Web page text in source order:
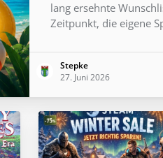
lang ersehnte
Zeitpunkt, die eigene
Stepke
27. Juni 2026